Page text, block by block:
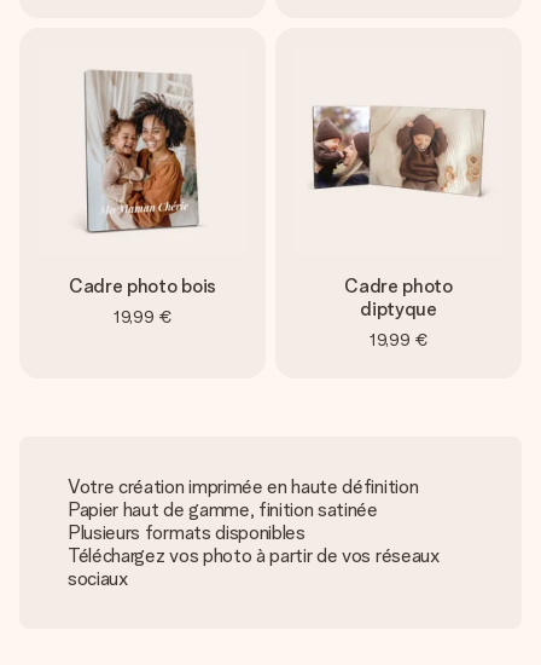
Cadre photo bois
19,99 €
Cadre photo
diptyque
19,99 €
Votre création imprimée en haute définition
Papier haut de gamme, finition satinée
Plusieurs formats disponibles
Téléchargez vos photo à partir de vos réseaux
sociaux